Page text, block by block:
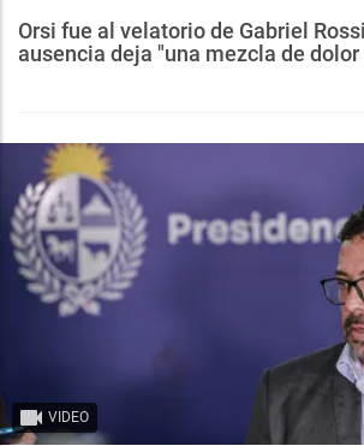
Orsi fue al velatorio de Gabriel
ausencia deja "una mezcla de
VIDEO